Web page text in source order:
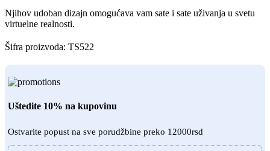
Njihov udoban dizajn omogućava vam sate i sate uživanja u svetu
virtuelne realnosti.
Šifra proizvoda: TS522
Uštedite 10% na kupovinu
Ostvarite popust na sve porudžbine preko 12000rsd